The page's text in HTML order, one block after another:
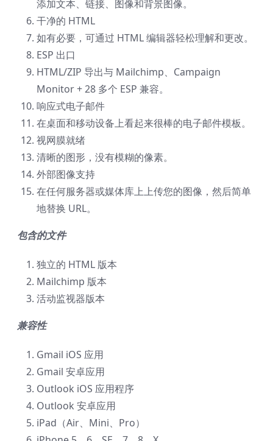
添加文本、链接、图像和背景图像。
干净的 HTML
如有必要，可通过 HTML 编辑器轻松理解和更改。
ESP 出口
HTML/ZIP 导出与 Mailchimp、Campaign
Monitor + 28 多个 ESP 兼容。
响应式电子邮件
在桌面和移动设备上看起来很棒的电子邮件模板。
视网膜就绪
清晰的图形，没有模糊的像素。
外部图像支持
在任何服务器或媒体库上上传您的图像，然后简单
地替换 URL。
包含的文件
独立的 HTML 版本
Mailchimp 版本
活动监视器版本
兼容性
Gmail iOS 应用
Gmail 安卓应用
Outlook iOS 应用程序
Outlook 安卓应用
iPad（Air、Mini、Pro）